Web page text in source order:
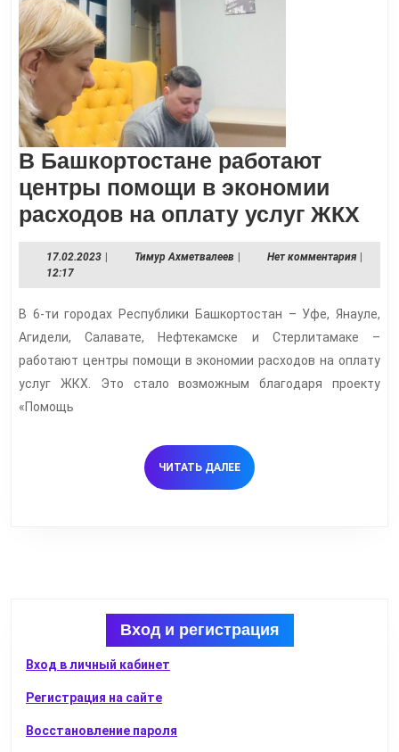
В Башкортостане работают
центры помощи в экономии
расходов на оплату услуг ЖКХ
17.02.202317.02.2023Тимур АхметвалеевТимур
Нет комментария
12:17
В 6-ти городах Республики Башкортостан – Уфе, Янауле,
Агидели, Салавате, Нефтекамске и Стерлитамаке –
работают центры помощи в экономии расходов на оплату
услуг ЖКХ. Это стало возможным благодаря проекту
«Помощь
ЧИТАТЬ ДАЛЕЕЧИТАТЬ
ДАЛЕЕ
Вход и регистрация
Вход в личный кабинет
Регистрация на сайте
Восстановление пароля